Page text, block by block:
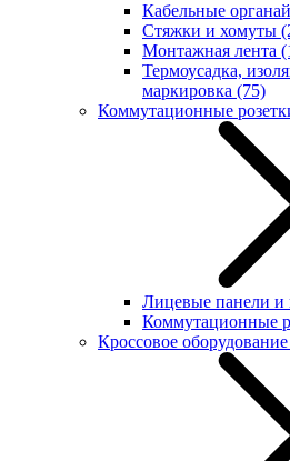
Кабельные
Стяжки и хомуты
Монтажная лента
Термоусадка,
маркировка (75)
Коммутационные
Лицевые панели и
Коммутационные
Кроссовое оборудование